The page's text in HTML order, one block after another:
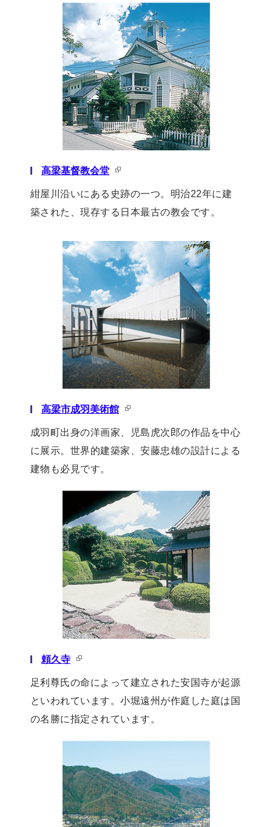
高梁基督教会堂
紺屋川沿いにある史跡の一つ。明治22年に建
築された、現存する日本最古の教会です。
高梁市成羽美術館
成羽町出身の洋画家、児島虎次郎の作品を中心
に展示。世界的建築家、安藤忠雄の設計による
建物も必見です。
頼久寺
足利尊氏の命によって建立された安国寺が起源
といわれています。小堀遠州が作庭した庭は国
の名勝に指定されています。